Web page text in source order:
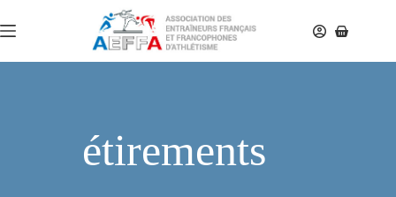
étirements